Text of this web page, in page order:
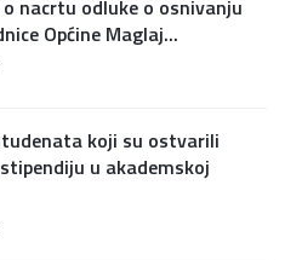
nacrtu odluke o osnivanju
Općine Maglaj...
koji su ostvarili
u akademskoj